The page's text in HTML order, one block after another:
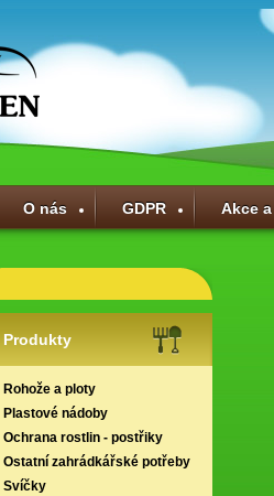
O nás GDPR Akce
Produkty
Rohože a ploty
Plastové nádoby
Ochrana rostlin - postřiky
Ostatní zahrádkářské potřeby
Svíčky